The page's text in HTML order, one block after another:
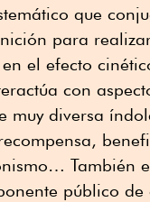
que
para
el efecto
con
muy diversa
También
público de